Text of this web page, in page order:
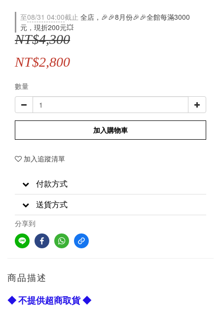
至08/31 04:00截止 全店，🎉🎉8月份🎉🎉全館每滿3000
元，現折200元💥
NT$4,300
NT$2,800
數量
加入購物車
加入追蹤清單
付款方式
送貨方式
分享到
商品描述
◆ 不提供超商取貨 ◆